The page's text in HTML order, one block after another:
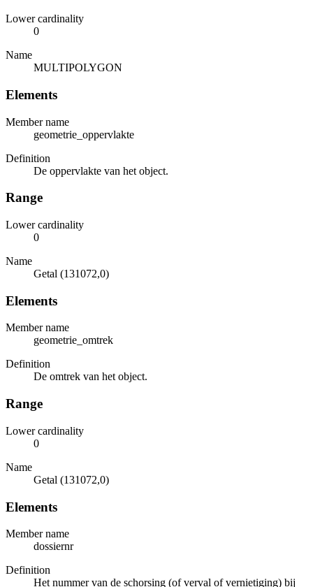
Lower cardinality
0
Name
MULTIPOLYGON
Elements
Member name
geometrie_oppervlakte
Definition
De oppervlakte van het object.
Range
Lower cardinality
0
Name
Getal (131072,0)
Elements
Member name
geometrie_omtrek
Definition
De omtrek van het object.
Range
Lower cardinality
0
Name
Getal (131072,0)
Elements
Member name
dossiernr
Definition
Het nummer van de schorsing (of verval of vernietiging) bij